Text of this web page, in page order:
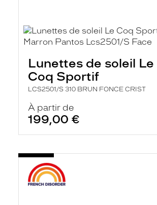
Lunettes de soleil Le
Coq Sportif
LCS2501/S 310 BRUN FONCE CRIST
À partir de
199,00 €